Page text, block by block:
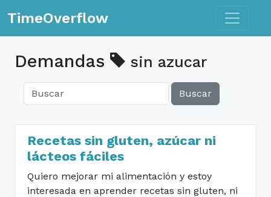
TimeOverflow Toggle
Demandas sin azucar
Buscar
Recetas sin gluten, azúcar ni
lácteos fáciles
Quiero mejorar mi alimentación y estoy
interesada en aprender recetas sin gluten, ni